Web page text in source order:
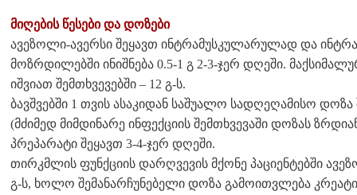
მიღების წესები და დოზები
ავეზოლი-ავერსი შეყავთ ინტრამუსკულარულად და
მოზრდილებში ინიშნება 0.5-1 გ 2-3-ჯერ დღეში.
იშვიათ შემთხვევებში – 12 გ-ს.
ბავშვებში 1 თვის ასაკიდან საშუალო სადღეღამისო დოზა
(მძიმედ მიმდინარე ინფექციის შემთხვევაში დოზას
პრეპარატი შეყავთ 3-4-ჯერ დღეში.
თირკმლის ფუნქციის დარღვევის მქონე პაციენტებში
გ-ს, ხოლო შემანარჩუნებელი დოზა გამოითვლება